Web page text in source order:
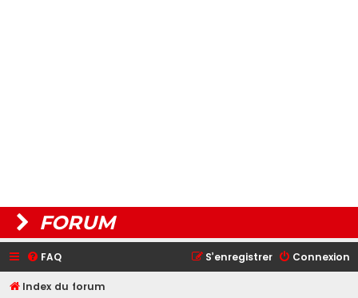
FORUM
FAQ Connexion
S’enregistrer
Index du forum